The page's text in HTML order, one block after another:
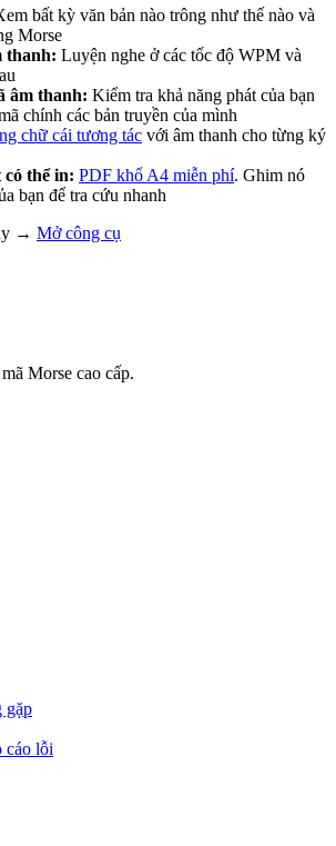
bất kỳ văn bản nào trông như thế nào và
Morse
thanh: Luyện nghe ở các tốc độ WPM và
âm thanh: Kiểm tra khả năng phát của bạn
chính các bản truyền của mình
chữ cái tương tác với âm thanh cho từng ký
thể in: PDF khổ A4 miễn phí. Ghim nó
bạn để tra cứu nhanh
→ Mở công cụ
Morse cao cấp.
gặp
cáo lỗi